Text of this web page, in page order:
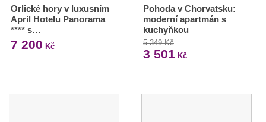
Orlické hory v luxusním
April Hotelu Panorama
**** s…
7 200 Kč
Pohoda v Chorvatsku:
moderní apartmán s
kuchyňkou
5 349 Kč
3 501 Kč